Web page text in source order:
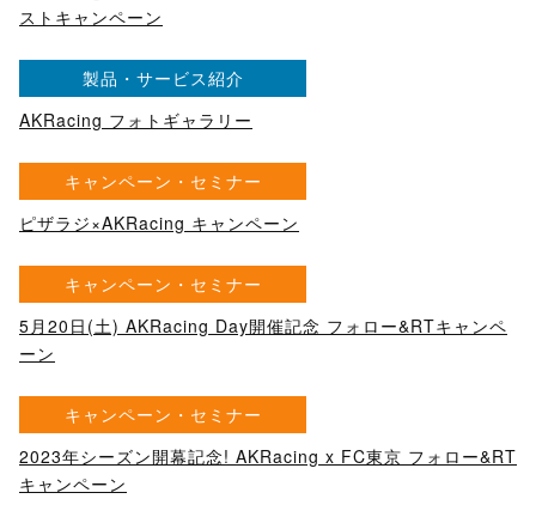
ストキャンペーン
製品・サービス紹介
AKRacing フォトギャラリー
キャンペーン・セミナー
ピザラジ×AKRacing キャンペーン
キャンペーン・セミナー
5月20日(土) AKRacing Day開催記念 フォロー&RTキャンペ
ーン
キャンペーン・セミナー
2023年シーズン開幕記念! AKRacing x FC東京 フォロー&RT
キャンペーン